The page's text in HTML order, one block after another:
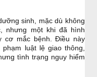
sinh, mặc dù không
nhưng một khi đã hình
cơ mắc bệnh. Điều này
luật lệ giao thông,
tình trạng nguy hiểm